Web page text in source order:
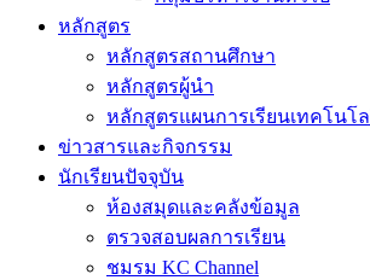
หลักสูตร
หลักสูตรสถานศึกษา
หลักสูตรผู้นำ
หลักสูตรแผนการเรียนเทคโนโ
ข่าวสารและกิจกรรม
นักเรียนปัจจุบัน
ห้องสมุดและคลังข้อมูล
ตรวจสอบผลการเรียน
ชมรม KC Channel